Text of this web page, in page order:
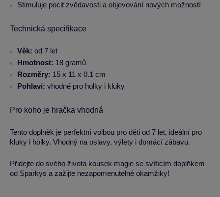
Stimuluje pocit zvědavosti a objevování nových možností
Technická specifikace
Věk: od 7 let
Hmotnost: 18 gramů
Rozměry: 15 x 11 x 0.1 cm
Pohlaví: vhodné pro holky i kluky
Pro koho je hračka vhodná
Tento doplněk je perfektní volbou pro děti od 7 let, ideální pro
kluky i holky. Vhodný na oslavy, výlety i domácí zábavu.
Přidejte do svého života kousek magie se svítícím doplňkem
od Sparkys a zažijte nezapomenutelné okamžiky!